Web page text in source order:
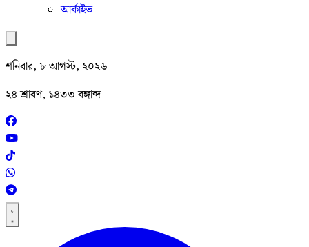
আর্কাইভ
শনিবার, ৮ আগস্ট, ২০২৬
২৪ শ্রাবণ, ১৪৩৩ বঙ্গাব্দ